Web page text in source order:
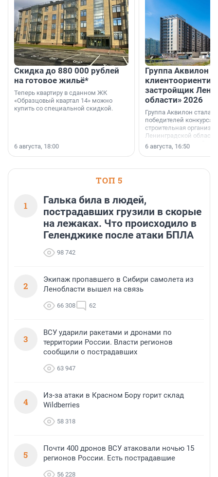
Скидка до 880 000 рублей
на готовое жильё*
Теперь квартиру в сданном ЖК
«Образцовый квартал 14» можно
купить со специальной скидкой.
6 августа, 18:00
Группа Аквилон
застройщик
области» 2026
Группа Аквилон стала
победителей конкурса
строительная
Ленинградской области
номинации «Самый
застройщик
области».
6 августа, 16:50
ТОП 5
1
Галька била в людей,
пострадавших грузили в скорые
на лежаках. Что происходило в
Геленджике после атаки БПЛА
98 742
2
Экипаж пропавшего в Сибири самолета из
Ленобласти вышел на связь
66 308 62
3
ВСУ ударили ракетами и дронами по
территории России. Власти регионов
сообщили о пострадавших
63 947
4
Из-за атаки в Красном Бору горит склад
Wildberries
58 318
5
Почти 400 дронов ВСУ атаковали ночью 15
регионов России. Есть пострадавшие
56 228